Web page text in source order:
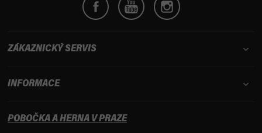
ZÁKAZNICKÝ SERVIS
INFORMACE
POBOČKA A HERNA V PRAZE